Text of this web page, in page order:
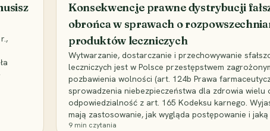
Konsekwencje prawne dystrybucji
obrońca w sprawach o
produktów leczniczych
Wytwarzanie, dostarczanie i przechowywanie
leczniczych jest w Polsce przestępstwem
pozbawienia wolności (art. 124b Prawa
sprowadzenia niebezpieczeństwa dla zdrowia wielu
odpowiedzialność z art. 165 Kodeksu karnego.
mają zastosowanie, jak wygląda postępowanie i
9 min czytania